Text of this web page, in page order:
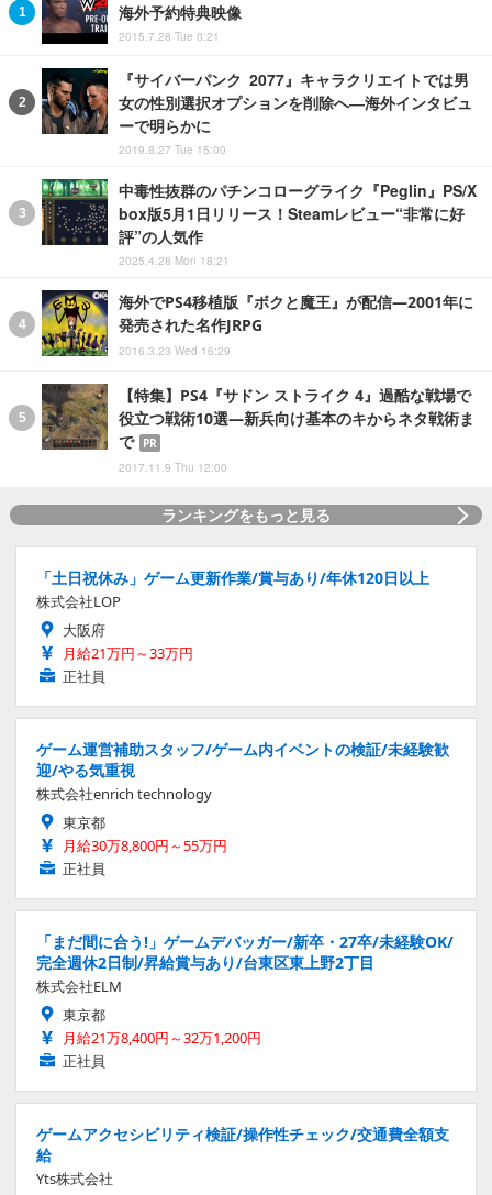
海外予約特典映像
2015.7.28 Tue 0:21
『サイバーパンク 2077』キャラクリエイトでは男
女の性別選択オプションを削除へ―海外インタビュ
ーで明らかに
2019.8.27 Tue 15:00
中毒性抜群のパチンコローグライク『Peglin』PS/X
box版5月1日リリース！Steamレビュー“非常に好
評”の人気作
2025.4.28 Mon 18:21
海外でPS4移植版『ボクと魔王』が配信―2001年に
発売された名作JRPG
2016.3.23 Wed 16:29
【特集】PS4『サドン ストライク 4』過酷な戦場で
役立つ戦術10選―新兵向け基本のキからネタ戦術ま
で
PR
2017.11.9 Thu 12:00
ランキングをもっと見る
「土日祝休み」ゲーム更新作業/賞与あり/年休120日以上
株式会社LOP
大阪府
月給21万円～33万円
正社員
ゲーム運営補助スタッフ/ゲーム内イベントの検証/未経験歓
迎/やる気重視
株式会社enrich technology
東京都
月給30万8,800円～55万円
正社員
「まだ間に合う!」ゲームデバッガー/新卒・27卒/未経験OK/
完全週休2日制/昇給賞与あり/台東区東上野2丁目
株式会社ELM
東京都
月給21万8,400円～32万1,200円
正社員
ゲームアクセシビリティ検証/操作性チェック/交通費全額支
給
Yts株式会社